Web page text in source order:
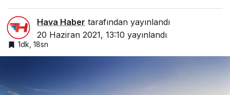
Hava Haber tarafından yayınlandı
20 Haziran 2021, 13:10 yayınlandı
1dk, 18sn